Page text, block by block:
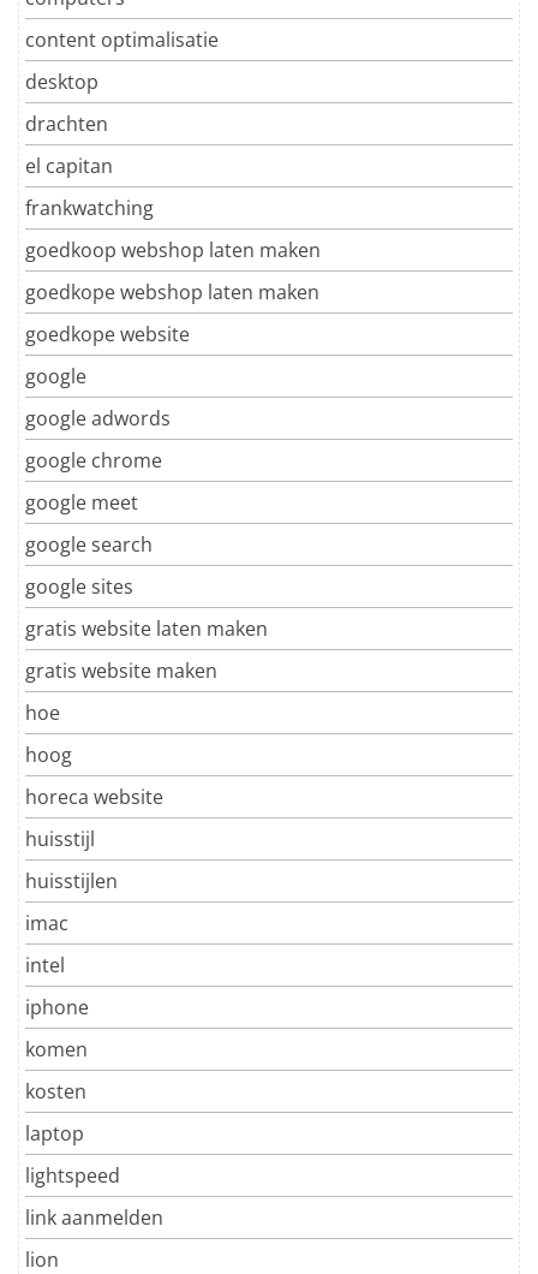
content optimalisatie
desktop
drachten
el capitan
frankwatching
goedkoop webshop laten maken
goedkope webshop laten maken
goedkope website
google
google adwords
google chrome
google meet
google search
google sites
gratis website laten maken
gratis website maken
hoe
hoog
horeca website
huisstijl
huisstijlen
imac
intel
iphone
komen
kosten
laptop
lightspeed
link aanmelden
lion